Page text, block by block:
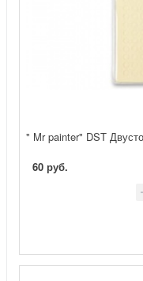
" Mr painter" DST
60 руб.